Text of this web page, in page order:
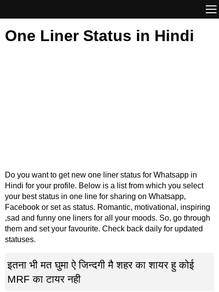
One Liner Status in Hindi
Do you want to get new one liner status for Whatsapp in
Hindi for your profile. Below is a list from which you select
your best status in one line for sharing on Whatsapp,
Facebook or set as status. Romantic, motivational, inspiring
,sad and funny one liners for all your moods. So, go through
them and set your favourite. Check back daily for updated
statuses.
इतना भी मत घुमा ऐ जिन्दगी मै शहर का शायर हु कोई
MRF का टायर नही